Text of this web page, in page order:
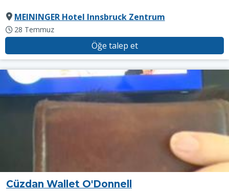
MEININGER Hotel Innsbruck Zentrum
28 Temmuz
Öğe talep et
Cüzdan Wallet O'Donnell